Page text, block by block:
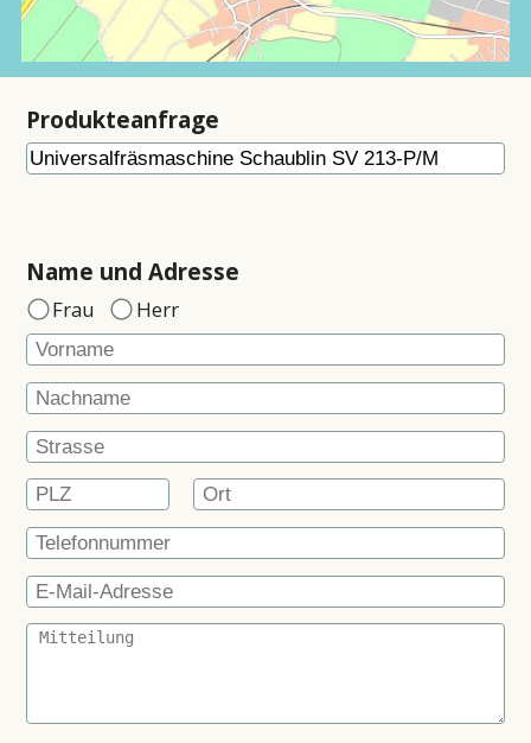
Produkteanfrage
Name und Adresse
Frau Herr